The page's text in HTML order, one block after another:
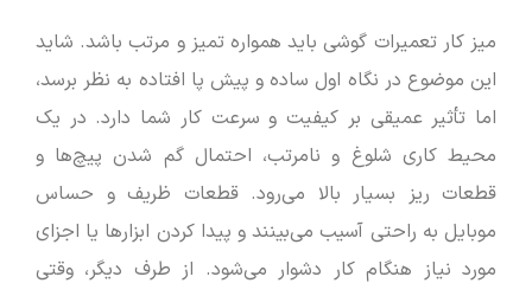
میز کار تعمیرات گوشی باید همواره تمیز و مرتب باشد. شاید
این موضوع در نگاه اول ساده و پیش پا افتاده به نظر برسد،
اما تأثیر عمیقی بر کیفیت و سرعت کار شما دارد. در یک
محیط کاری شلوغ و نامرتب، احتمال گم شدن پیچ‌ها و
قطعات ریز بسیار بالا می‌رود. قطعات ظریف و حساس
موبایل به راحتی آسیب می‌بینند و پیدا کردن ابزارها یا اجزای
مورد نیاز هنگام کار دشوار می‌شود. از طرف دیگر، وقتی